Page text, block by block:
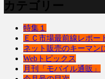
カテゴリー
特集１
ＥＣ市場最前線レポー
ネット販売のキーマン
Webトピックス
月刊「モバイル通販」